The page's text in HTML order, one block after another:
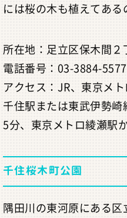
には桜の木も植えてあ
所在地：足立区保木間２
電話番号：03-3884-5577
アクセス：JR、東京メ
千住駅または東武伊勢
5分、東京メトロ綾瀬駅
千住桜木町公園
隅田川の東河原にある